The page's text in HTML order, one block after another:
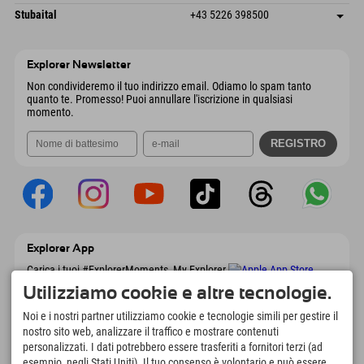
Austria
Prenotazione
Dorfstraße 24
9546 Bad Kleinkirchheim
Salva indirizzo
Informazioni sull'arrivo
Stubaital +43 5226 398500
Explorer Newsletter
Non condivideremo il tuo indirizzo email. Odiamo lo spam tanto
quanto te. Promesso! Puoi annullare l'iscrizione in qualsiasi
momento.
Explorer App
Carica i tuoi #ExplorerMoments, My Explorer
lista dei desideri, panoramica dei ristoranti e
molto altro. Scaricalo subito!
È tempo di momenti da esploratore
Utilizziamo cookie e altre tecnologie.
Noi e i nostri partner utilizziamo cookie e tecnologie simili per gestire il
nostro sito web, analizzare il traffico e mostrare contenuti
personalizzati. I dati potrebbero essere trasferiti a fornitori terzi (ad